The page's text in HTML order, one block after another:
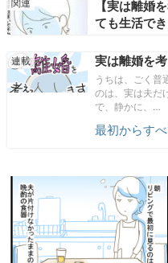
【実は離婚
ても生活で
実は離婚を
うちは、ごく普
のは、実は夫だ
で、静かに、…
最初からす